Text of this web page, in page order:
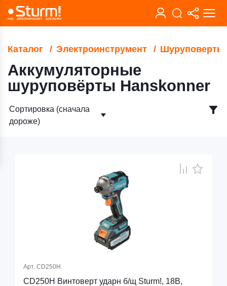
Каталог Электроинструмент Шуруповерты
Аккумуляторные
шуруповёрты Hanskonner
Сортировка (сначала
дороже)
Арт. CD250H
CD250H Винтоверт ударн б/щ Sturm!, 18В,